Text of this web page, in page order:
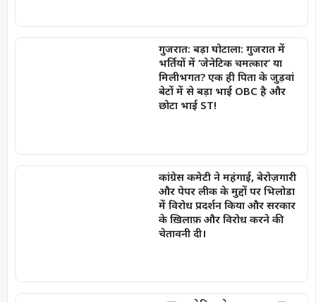
गुजरात: बड़ा घोटाला: गुजरात में
भर्तियों में ‘जेनेटिक चमत्कार’ या
मिलीभगत? एक ही पिता के जुड़वां
बेटों में से बड़ा भाई OBC है और
छोटा भाई ST!
कांग्रेस कमेटी ने महंगाई, बेरोज़गारी
और पेपर लीक के मुद्दों पर भिलोडा
में विरोध प्रदर्शन किया और सरकार
के ख़िलाफ़ और विरोध करने की
चेतावनी दी।